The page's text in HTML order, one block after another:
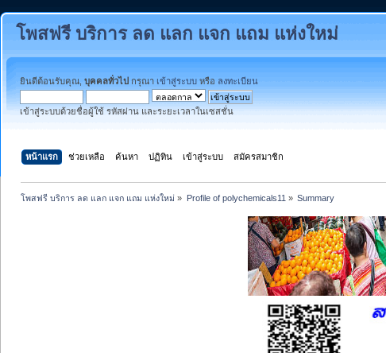
โพสฟรี บริการ ลด แลก แจก แถม แห่งใหม่
ยินดีต้อนรับคุณ, บุคคลทั่วไป กรุณา เข้าสู่ระบบ หรือ ลงทะเบียน
เข้าสู่ระบบด้วยชื่อผู้ใช้ รหัสผ่าน และระยะเวลาในเซสชั่น
หน้าแรก ช่วยเหลือ ค้นหา ปฏิทิน เข้าสู่ระบบ สมัครสมาชิก
โพสฟรี บริการ ลด แลก แจก แถม แห่งใหม่ » Profile of polychemicals11 » Summary